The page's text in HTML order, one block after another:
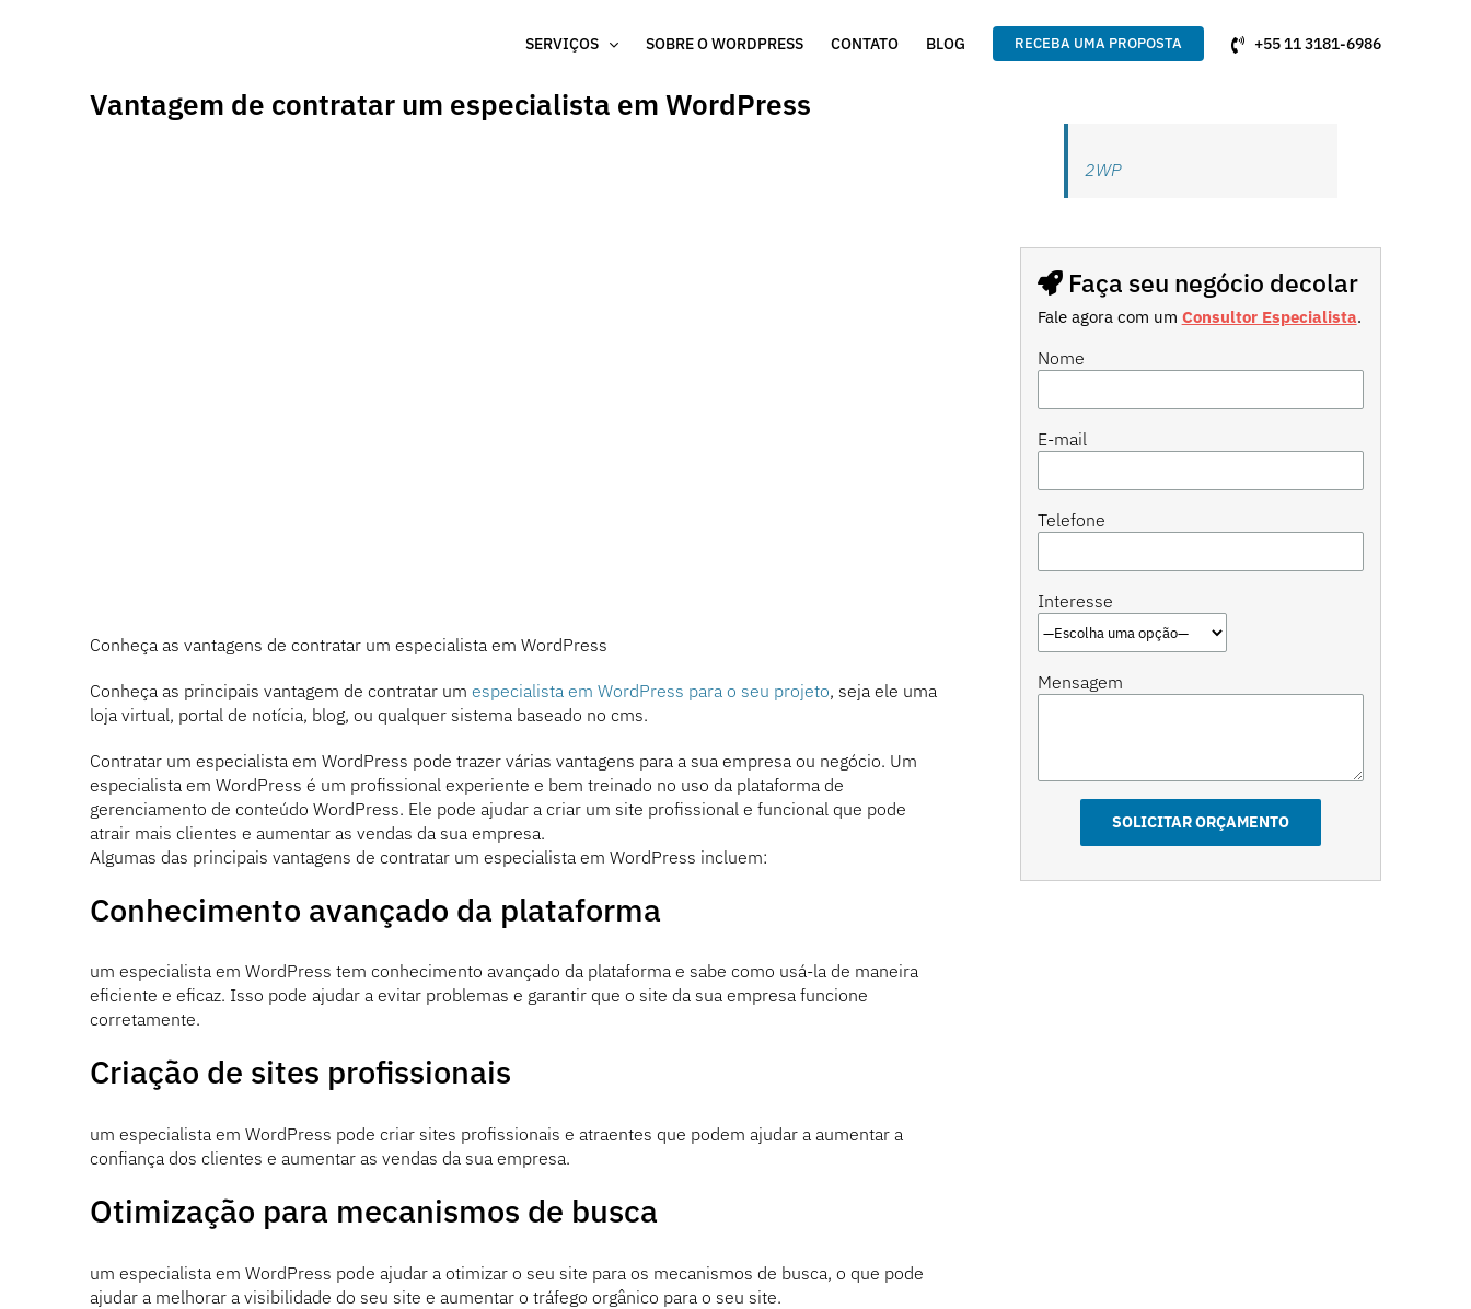
SERVIÇOS SOBRE O WORDPRESS CONTATO BLOG RECEBA UMA PROPOSTA +55 11 3181-6986
Vantagem de contratar um especialista em WordPress
Conheça as vantagens de contratar um especialista em WordPress
Conheça as principais vantagem de contratar um especialista em WordPress para o seu projeto, seja ele uma
loja virtual, portal de notícia, blog, ou qualquer sistema baseado no cms.
Contratar um especialista em WordPress pode trazer várias vantagens para a sua empresa ou negócio. Um
especialista em WordPress é um profissional experiente e bem treinado no uso da plataforma de
gerenciamento de conteúdo WordPress. Ele pode ajudar a criar um site profissional e funcional que pode
atrair mais clientes e aumentar as vendas da sua empresa.
Algumas das principais vantagens de contratar um especialista em WordPress incluem:
Conhecimento avançado da plataforma
um especialista em WordPress tem conhecimento avançado da plataforma e sabe como usá-la de maneira
eficiente e eficaz. Isso pode ajudar a evitar problemas e garantir que o site da sua empresa funcione
corretamente.
Criação de sites profissionais
um especialista em WordPress pode criar sites profissionais e atraentes que podem ajudar a aumentar a
confiança dos clientes e aumentar as vendas da sua empresa.
Otimização para mecanismos de busca
um especialista em WordPress pode ajudar a otimizar o seu site para os mecanismos de busca, o que pode
ajudar a melhorar a visibilidade do seu site e aumentar o tráfego orgânico para o seu site.
2WP
Faça seu negócio decolar
Fale agora com um Consultor Especialista.
Nome
E-mail
Telefone
Interesse
Mensagem